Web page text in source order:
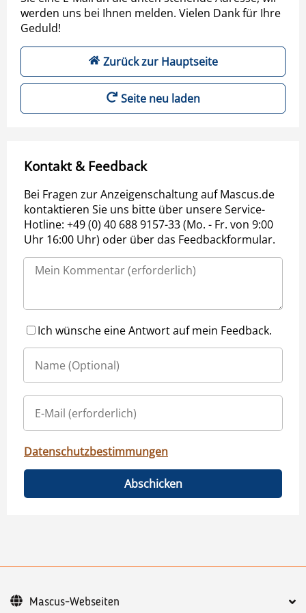
werden uns bei Ihnen melden. Vielen Dank für Ihre
Geduld!
Zurück zur Hauptseite
Seite neu laden
Kontakt & Feedback
Bei Fragen zur Anzeigenschaltung auf Mascus.de
kontaktieren Sie uns bitte über unsere Service-
Hotline: +49 (0) 40 688 9157-33 (Mo. - Fr. von 9:00
Uhr 16:00 Uhr) oder über das Feedbackformular.
Ich wünsche eine Antwort auf mein Feedback.
Datenschutzbestimmungen
Abschicken
Mascus-Webseiten